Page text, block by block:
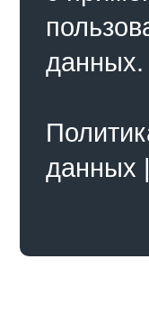
данных.
данных |